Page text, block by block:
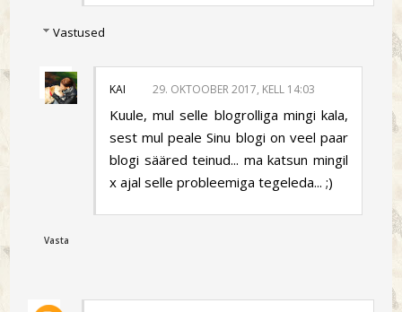
Vastused
KAI 29. OKTOOBER 2017, KELL 14:03
Kuule, mul selle blogrolliga mingi kala,
sest mul peale Sinu blogi on veel paar
blogi sääred teinud... ma katsun mingil
x ajal selle probleemiga tegeleda... ;)
Vasta